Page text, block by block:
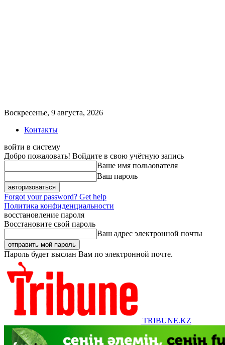
Воскресенье, 9 августа, 2026
Контакты
войти в систему
Добро пожаловать! Войдите в свою учётную запись
Ваше имя пользователя
Ваш пароль
Forgot your password? Get help
Политика конфиденциальности
восстановление пароля
Восстановите свой пароль
Ваш адрес электронной почты
Пароль будет выслан Вам по электронной почте.
TRIBUNE.KZ